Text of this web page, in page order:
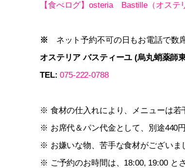
【食べログ】osteria Bastille（オステ
※ ネット予約不可の日もお電話で数
オステリア バスティーユ (烏丸蛸薬師
TEL:075-222-0788
※ 食材の仕入れにより、メニューは若
※ お席代＆パン代金として、別途440
※ お嫌いな物、苦手な食材がございま
※ ご予約のお時間は、18:00, 19:00 と